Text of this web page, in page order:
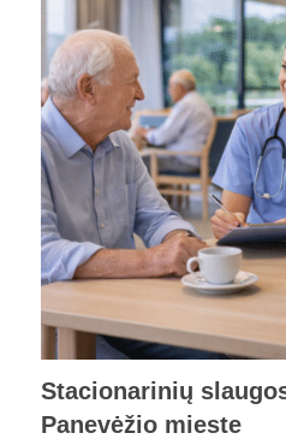
Stacionarinių
Panevėžio mieste